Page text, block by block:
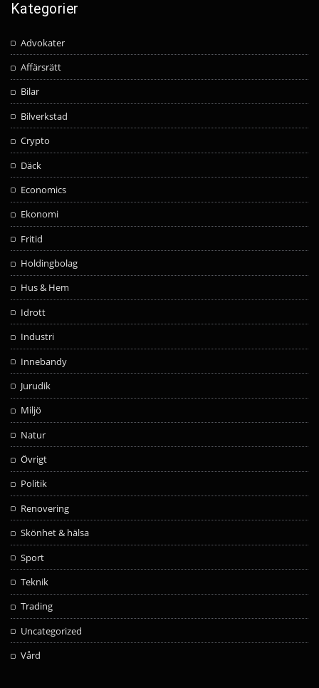
Kategorier
Advokater
Affärsrätt
Bilar
Bilverkstad
Crypto
Däck
Economics
Ekonomi
Fritid
Holdingbolag
Hus & Hem
Idrott
Industri
Innebandy
Jurudik
Miljö
Natur
Övrigt
Politik
Renovering
Skönhet & hälsa
Sport
Teknik
Trading
Uncategorized
Vård